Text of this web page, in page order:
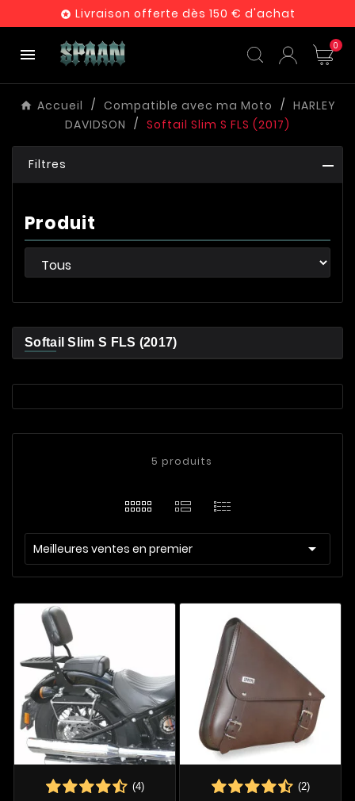
 Livraison offerte dès 150 € d'achat
 0
Accueil Compatible avec ma Moto
HARLEY
DAVIDSON
Softail Slim S FLS (2017)
Filtres
Produit
Softail Slim S FLS (2017)
5 produits
Meilleures ventes en premier 
(4) (2)